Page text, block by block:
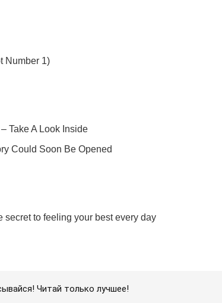
Читай только лучшее!